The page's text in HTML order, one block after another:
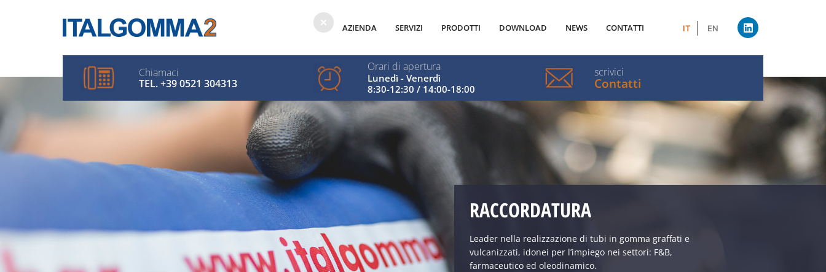
Chiamaci
TEL. +39 0521 304313
Orari di apertura
Lunedì - Venerdì
8:30-12:30 / 14:00-18:00
scrivici
Contatti
AZIENDA SERVIZI PRODOTTI DOWNLOAD NEWS CONTATTI IT EN
RACCORDATURA
Leader nella realizzazione di tubi in gomma graffati e
vulcanizzati, idonei per l’impiego nei settori: F&B,
farmaceutico ed oleodinamico.